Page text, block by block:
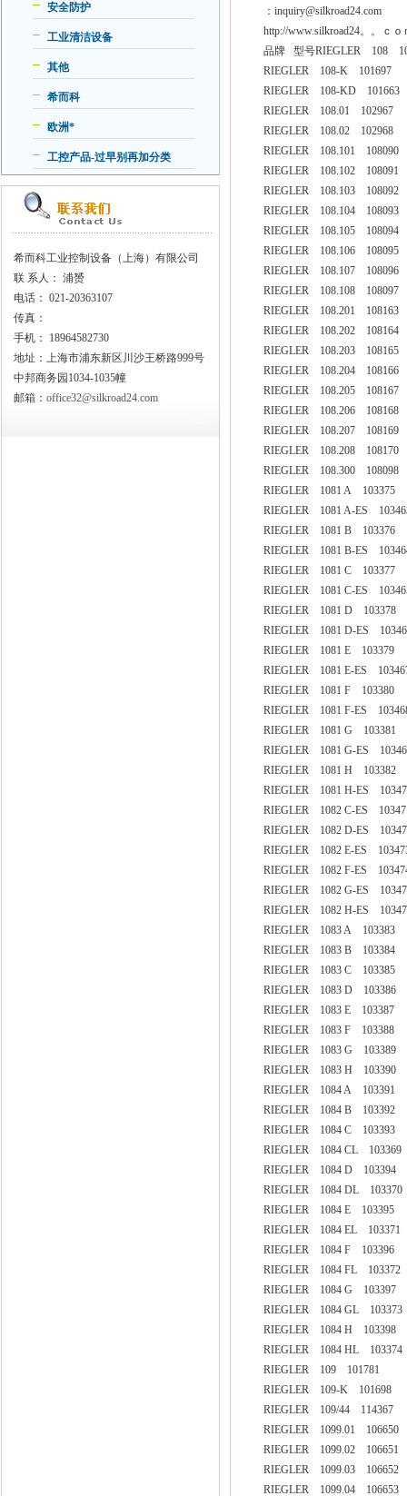
安全防护
工业清洁设备
其他
希而科
欧洲*
工控产品-过早别再加分类
希而科工业控制设备（上海）有限公司
联 系人： 浦赟
电话： 021-20363107
传真：
手机：
18964582730
地址：上海市浦东新区川沙王桥路999号
中邦商务园1034-1035幢
邮箱： office32@silkroad24.com
：
http://www.silkroad24。。ｃｏ
品牌 型号RIEGLER 108
RIEGLER 108-K 101697
RIEGLER 108-KD 101663
RIEGLER 108.01 102967
RIEGLER 108.02 102968
RIEGLER 108.101 108090
RIEGLER 108.102 108091
RIEGLER 108.103 108092
RIEGLER 108.104 108093
RIEGLER 108.105 108094
RIEGLER 108.106 108095
RIEGLER 108.107 108096
RIEGLER 108.108 108097
RIEGLER 108.201 108163
RIEGLER 108.202 108164
RIEGLER 108.203 108165
RIEGLER 108.204 108166
RIEGLER 108.205 108167
RIEGLER 108.206 108168
RIEGLER 108.207 108169
RIEGLER 108.208 108170
RIEGLER 108.300 108098
RIEGLER 1081 A 103375
RIEGLER 1081 A-ES
RIEGLER 1081 B 103376
RIEGLER 1081 B-ES
RIEGLER 1081 C 103377
RIEGLER 1081 C-ES
RIEGLER 1081 D 103378
RIEGLER 1081 D-ES
RIEGLER 1081 E 103379
RIEGLER 1081 E-ES
RIEGLER 1081 F 103380
RIEGLER 1081 F-ES
RIEGLER 1081 G 103381
RIEGLER 1081 G-ES
RIEGLER 1081 H 103382
RIEGLER 1081 H-ES
RIEGLER 1082 C-ES
RIEGLER 1082 D-ES
RIEGLER 1082 E-ES
RIEGLER 1082 F-ES
RIEGLER 1082 G-ES
RIEGLER 1082 H-ES
RIEGLER 1083 A 103383
RIEGLER 1083 B 103384
RIEGLER 1083 C 103385
RIEGLER 1083 D 103386
RIEGLER 1083 E 103387
RIEGLER 1083 F 103388
RIEGLER 1083 G 103389
RIEGLER 1083 H 103390
RIEGLER 1084 A 103391
RIEGLER 1084 B 103392
RIEGLER 1084 C 103393
RIEGLER 1084 CL 103369
RIEGLER 1084 D 103394
RIEGLER 1084 DL 103370
RIEGLER 1084 E 103395
RIEGLER 1084 EL 103371
RIEGLER 1084 F 103396
RIEGLER 1084 FL 103372
RIEGLER 1084 G 103397
RIEGLER 1084 GL 103373
RIEGLER 1084 H 103398
RIEGLER 1084 HL 103374
RIEGLER 109 101781
RIEGLER 109-K 101698
RIEGLER 109/44 114367
RIEGLER 1099.01 106650
RIEGLER 1099.02 106651
RIEGLER 1099.03 106652
RIEGLER 1099.04 106653